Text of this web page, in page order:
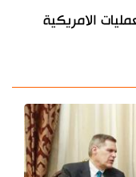
الامريكية